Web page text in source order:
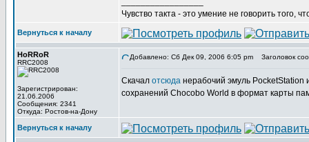
Чувство такта - это умение не говорить того,
Вернуться к началу
HoRRoR
RRC2008
Зарегистрирован:
21.06.2006
Сообщения: 2341
Откуда: Ростов-на-Дону
Добавлено: Сб Дек 09, 2006 6:05 pm Заголовок
Скачал отсюда нерабочий эмуль PocketStation
сохранений Chocobo World в формат карты
Вернуться к началу